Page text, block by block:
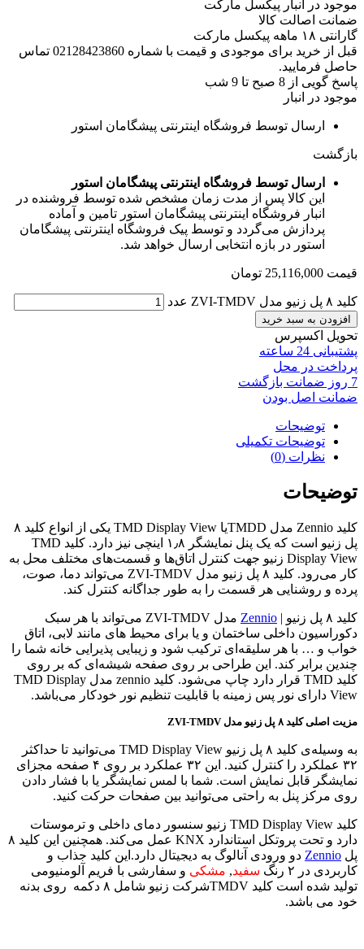
موجود در انبار پیکسل مارکت
ضمانت اصالت کالا
گارانتی ۱۸ ماهه پیکسل مارکت
قبل از خرید برای موجودی و قیمت با شماره 02128423860 تماس
حاصل فرمایید.
پاسخ گویی از 8 صبح تا 9 شب
موجود در انبار
ارسال توسط فروشگاه اینترنتی پیشگامان استور
بازگشت
ارسال توسط فروشگاه اینترنتی پیشگامان استور
این کالا پس از مدت زمان مشخص شده توسط فروشنده در
انبار فروشگاه اینترنتی پیشگامان استور تامین و آماده
پردازش می‌گردد و توسط پیک فروشگاه اینترنتی پیشگامان
استور در بازه انتخابی ارسال خواهد شد.
قیمت 25,116,000 تومان
کلید ۸ پل زنیو مدل ZVI-TMDV عدد
افزودن به سبد خرید
تحویل اکسپرس
پشتیبانی 24 ساعته
پرداخت در محل
7 روز ضمانت بازگشت
ضمانت اصل بودن
توضیحات
توضیحات تکمیلی
نظرات (0)
توضیحات
کلید Zennio مدل TMDDیا TMD Display View یکی از انواع کلید ۸
پل زنیو است که یک پنل نمایشگر ۱٫۸ اینچی نیز دارد. کلید TMD
Display View زنیو جهت کنترل اتاق‌ها و قسمت‌های مختلف محل به
کار می‌رود. کلید ۸ پل زنیو مدل ZVI-TMDV می‌تواند دما، صوت،
پرده و روشنایی هر قسمت را به طور جداگانه کنترل کند.
کلید ۸ پل زنیو | Zennio
مدل ZVI-TMDV می‌تواند با هر سبک
دکوراسیون داخلی ساختمان و یا برای محیط های مانند لابی، اتاق
خواب و … با هر سلیقه‌ای ترکیب شود و زیبایی پذیرایی خانه شما را
چندین برابر کند. این طراحی بر روی صفحه شیشه‌ای که بر روی
کلید TMD قرار دارد چاپ می‌شود. کلید zennio مدل TMD Display
View دارای نور پس زمینه با قابلیت تنظیم نور خودکار می‌باشد.
مزیت اصلی کلید ۸ پل زنیو مدل ZVI-TMDV
به وسیله‌ی کلید ۸ پل زنیو TMD Display View می‌توانید تا حداکثر
۳۲ عملکرد را کنترل کنید. این ۳۲ عملکرد بر روی ۴ صفحه مجزای
نمایشگر قابل نمایش است. شما با لمس نمایشگر یا با فشار دادن
روی مرکز پنل به راحتی می‌توانید بین صفحات حرکت کنید.
کلید TMD Display View زنیو سنسور دمای داخلی و ترموستات
دارد و تحت پروتکل استاندارد KNX عمل می‌کند. همچنین این کلید ۸
پل Zennio دو ورودی آنالوگ به دیجیتال دارد.این کلید جذاب و
کاربردی در ۲ رنگ
سفید, مشکی و سفارشی با فریم آلومنیومی
تولید شده است کلید TMDVشرکت زنیو شامل ۸ دکمه روی بدنه
خود می باشد.